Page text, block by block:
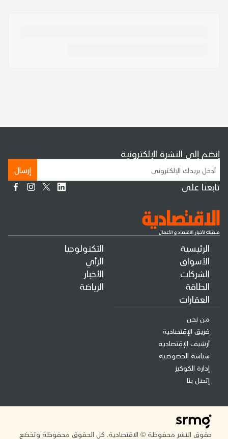
الرئيسية
الأسواق
الشركات
الطاقة
العقارات
التكنولوجيا
الرأي
الأخبار
الرياضة
من نحن
فريق الإقتصادية
أرشيف الإقتصادية
سياسة الخصوصية
إدارة الكوكيز
إتصل بنا
إنضم إلى النشرة الإلكترونية
إرسال
تابعنا على
حقوق النشر محفوظة © الاقتصادية. كل الحقوق محفوظة وتخضع